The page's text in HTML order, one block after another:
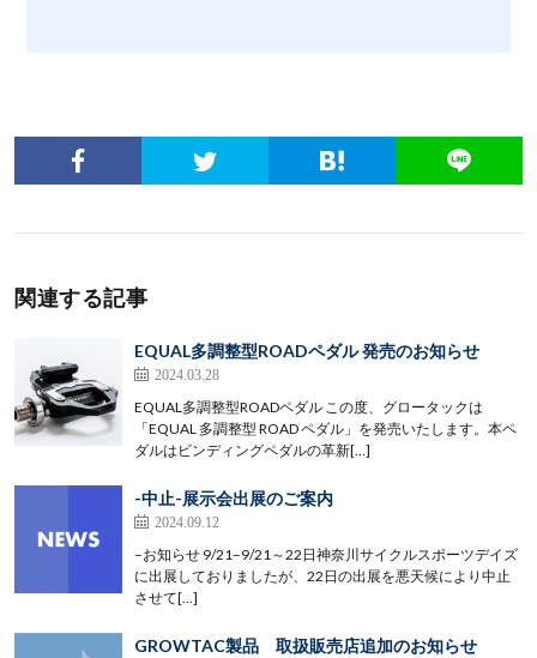
関連する記事
EQUAL多調整型ROADペダル 発売のお知らせ
2024.03.28
EQUAL多調整型ROADペダル この度、グロータックは
「EQUAL 多調整型 ROAD ペダル」を発売いたします。本ペ
ダルはビンディングペダルの革新[…]
-中止-展示会出展のご案内
2024.09.12
–お知らせ 9/21–9/21～22日神奈川サイクルスポーツデイズ
に出展しておりましたが、22日の出展を悪天候により中止
させて[…]
GROWTAC製品 取扱販売店追加のお知らせ